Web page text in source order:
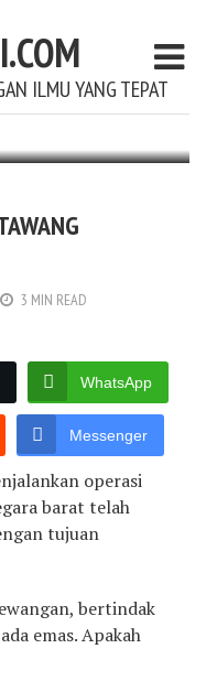
ILMU YANG TEPAT
3 MIN READ
WhatsApp
Messenger
operasi
barat telah
tujuan
bertindak
emas. Apakah